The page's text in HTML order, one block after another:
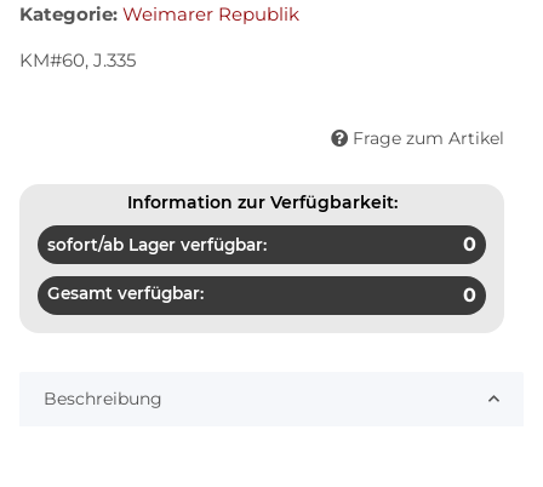
Kategorie: Weimarer Republik
KM#60, J.335
Frage zum Artikel
Information zur Verfügbarkeit:
sofort/ab Lager verfügbar: 0
Gesamt verfügbar: 0
Beschreibung